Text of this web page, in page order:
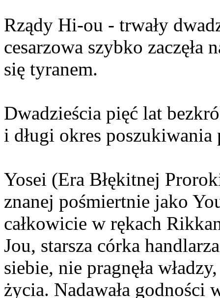
Rządy Hi-ou - trwały
cesarzowa szybko zaczęła
się tyranem.
Dwadzieścia pięć lat
i długi okres poszukiwania
Yosei (Era Błękitnej
znanej pośmiertnie jako
całkowicie w rękach
Jou, starsza córka
siebie, nie pragnęła
życia. Nadawała